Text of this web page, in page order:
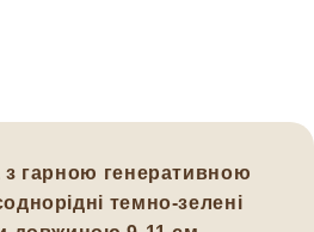
гарною генеративною
темно-зелені